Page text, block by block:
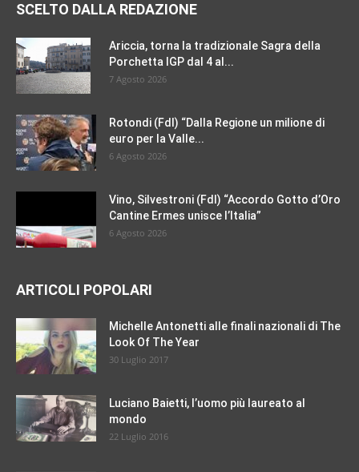
SCELTO DALLA REDAZIONE
Ariccia, torna la tradizionale Sagra della
Porchetta IGP dal 4 al...
7 Agosto 2026
Rotondi (FdI) “Dalla Regione un milione di
euro per la Valle...
6 Agosto 2026
Vino, Silvestroni (FdI) “Accordo Gotto d’Oro
Cantine Ermes unisce l’Italia”
6 Agosto 2026
ARTICOLI POPOLARI
Michelle Antonetti alle finali nazionali di The
Look Of The Year
30 Luglio 2017
Luciano Baietti, l’uomo più laureato al
mondo
22 Luglio 2016